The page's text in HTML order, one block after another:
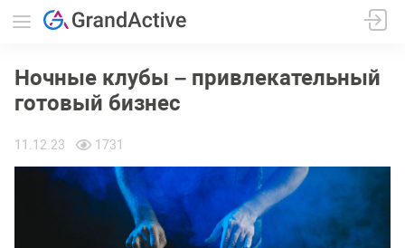
Ночные клубы – привлекательный
готовый бизнес
11.12.23 1731